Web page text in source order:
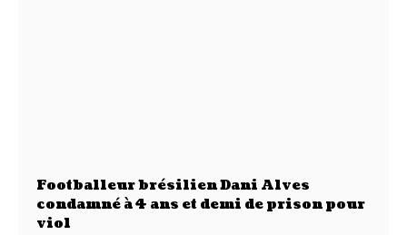
Footballeur brésilien Dani Alves
condamné à 4 ans et demi de prison pour
viol